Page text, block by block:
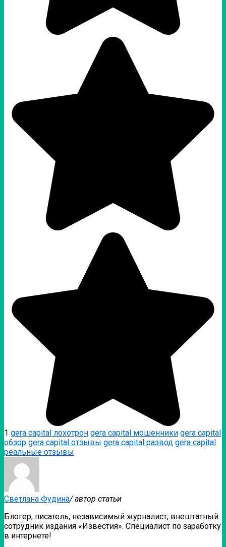
1 gera capital лохотрон gera capital мошенники gera capital
обзор gera capital отзывы gera capital развод gera capital
реальные отзывы
Светлана Фудина/ автор статьи
Блогер, писатель, независимый журналист, внештатный
сотрудник издания «Известия». Специалист по заработку
в интернете!